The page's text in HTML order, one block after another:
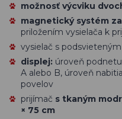
možnosť výcviku
magnetický systém
priložením vysielača k
vysielač s podsvieteným
displej: úroveň
A alebo B, úroveň
povelov
prijímač s tkaným
× 75 cm